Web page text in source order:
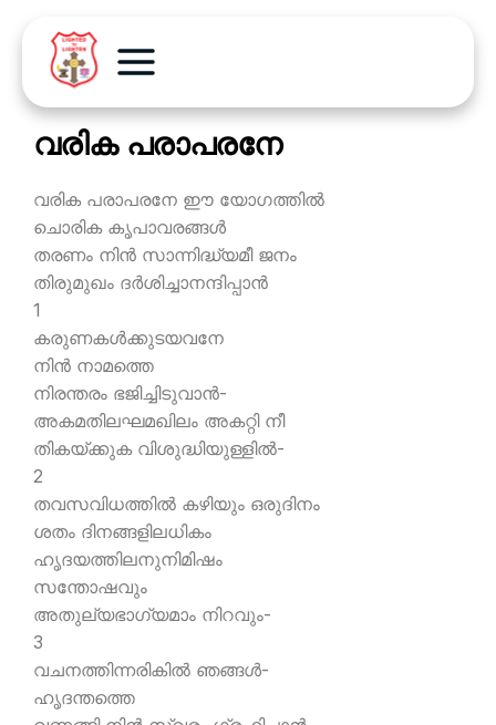
വരിക പരാപരനേ
വരിക പരാപരനേ ഈ യോഗത്തില്‍
ചൊരിക കൃപാവരങ്ങള്‍
തരണം നിന്‍ സാന്നിദ്ധ്യമീ ജനം
തിരുമുഖം ദര്‍ശിച്ചാനന്ദിപ്പാന്‍
1
കരുണകള്‍ക്കുടയവനേ
നിന്‍ നാമത്തെ
നിരന്തരം ഭജിച്ചിടുവാന്‍-
അകമതിലഘമഖിലം അകറ്റി നീ
തികയ്ക്കുക വിശുദ്ധിയുള്ളില്‍-
2
തവസവിധത്തില്‍ കഴിയും ഒരുദിനം
ശതം ദിനങ്ങളിലധികം
ഹൃദയത്തിലനുനിമിഷം
സന്തോഷവും
അതുല്യഭാഗ്യമാം നിറവും-
3
വചനത്തിന്നരികില്‍ ഞങ്ങള്‍-
ഹൃദന്തത്തെ